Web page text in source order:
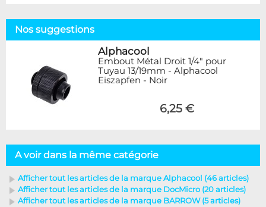
Nos suggestions
Alphacool
Embout Métal Droit 1/4" pour
Tuyau 13/19mm - Alphacool
Eiszapfen - Noir
6,25 €
A voir dans la même catégorie
Afficher tout les articles de la marque Alphacool (46 articles)
Afficher tout les articles de la marque DocMicro (20 articles)
Afficher tout les articles de la marque BARROW (5 articles)